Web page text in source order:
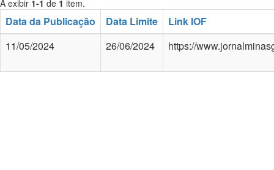
A exibir 1-1 de 1 item.
Data da Publicação Data Limite
Link IOF
11/05/2024
26/06/2024 https://